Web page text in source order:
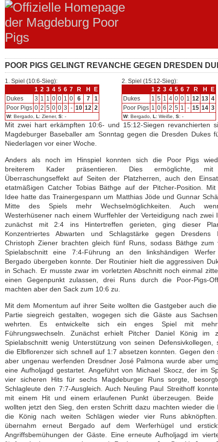
POOR PIGS GELINGT REVANCHE GEGEN DRESDEN
1. Spiel (10:6-Sieg):
1 2 3 4 5 6 7 R H
E
Dukes
3 1 1 0 0 1 0 6 7
1
Poor Pigs 0 2 5 0 0 3 - 10 12 2
W: Bergado, L : Ziener, S: -
2. Spiel (15:12-Sieg):
1 2 3 4 5 6 7 R H
E
Dukes
1 5 1 4 0 0 1 12 13 4
Poor Pigs 1 0 6 2 5 1 - 15 14 3
W: Bergado, L : Weiße, S: -
Mit zwei hart erkämpften 10:6- und 15:12-Siegen revanchierten
Magdeburger Baseballer am Sonntag gegen die Dresden Dukes
Niederlagen vor einer Woche.
Anders als noch im Hinspiel konnten sich die Poor Pigs
breiterem Kader präsentieren. Dies ermöglichte,
Überraschungseffekt auf Seiten der Platzherren, auch den
etatmäßigen Catcher Tobias Bäthge auf der Pitcher-Position. Mit
Idee hatte das Trainergespann um Matthias Jöde und Gunnar
Mitte des Spiels mehr Wechselmöglichkeiten. Auch
Westerhüsener nach einem Wurffehler der Verteidigung nach zwei
zunächst mit 2:4 ins Hintertreffen gerieten, ging dieser
Konzentriertes Abwarten und Schlagstärke gegen Dresdens
Christoph Ziener brachten gleich fünf Runs, sodass Bäthge zum
Spielabschnitt eine 7:4-Führung an den linkshändigen
Bergado übergeben konnte. Der Routinier hielt die aggressiven
in Schach. Er musste zwar im vorletzten Abschnitt noch einmal
einen Gegenpunkt zulassen, drei Runs durch die Poor-Pigs-
machten aber den Sack zum 10:6 zu.
Mit dem Momentum auf ihrer Seite wollten die Gastgeber auch die
Partie siegreich gestalten, wogegen sich die Gäste aus
wehrten. Es entwickelte sich ein enges Spiel mit
Führungswechseln. Zunächst erhielt Pitcher Daniel König im
Spielabschnitt wenig Unterstützung von seinen Defensivkollegen,
die Elbflorenzer sich schnell auf 1:7 absetzen konnten. Gegen den
aber ungenau werfenden Dresdner José Palmona wurde aber
eine Aufholjagd gestartet. Angeführt von Michael Skocz, der im
vier sicheren Hits für sechs Magdeburger Runs sorgte,
Schlagleute den 7:7-Ausgleich. Auch Neuling Paul Streithoff
mit einem Hit und einem erlaufenen Punkt überzeugen. Beide
wollten jetzt den Sieg, den ersten Schritt dazu machten wieder die
die König nach weiten Schlägen wieder vier Runs
übernahm erneut Bergado auf dem Werferhügel und
Angriffsbemühungen der Gäste. Eine erneute Aufholjagd im